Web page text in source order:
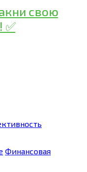
Финансовая